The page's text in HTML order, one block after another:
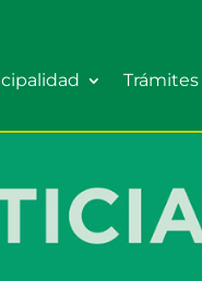
Trámites